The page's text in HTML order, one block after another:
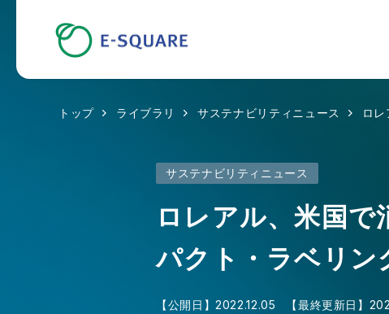
トップ ライブラリ サステナビリティニュース ロ
サステナビリティニュース
ロレアル、米国で
パクト・ラベリン
【公開日】2022.12.05 【最終更新日】